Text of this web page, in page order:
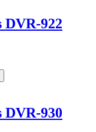
DVR-922
DVR-930